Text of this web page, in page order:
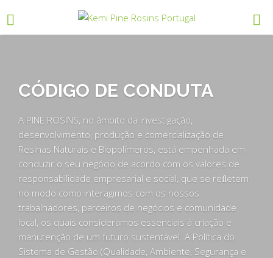
CÓDIGO DE CONDUTA
A PINE ROSINS, no âmbito da investigação,
desenvolvimento, produção e comercialização de
Resinas Naturais e Biopolímeros, está empenhada em
conduzir o seu negócio de acordo com os valores de
responsabilidade empresarial e social, que se reﬂetem
no modo como interagimos com os nossos
trabalhadores, parceiros de negócios e comunidade
local, os quais consideramos essenciais à criação e
manutenção de um futuro sustentável. A Política do
Sistema de Gestão (Qualidade, Ambiente, Segurança e